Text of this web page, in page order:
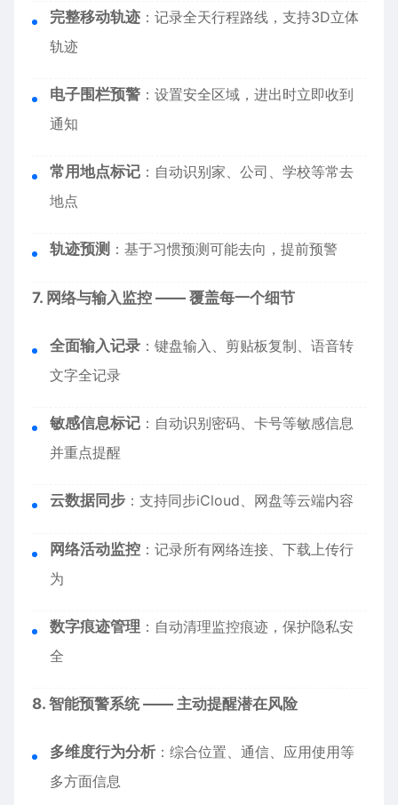
完整移动轨迹 ：记录全天行程路线，支持3D立体
轨迹
电子围栏预警 ：设置安全区域，进出时立即收到
通知
常用地点标记 ：自动识别家、公司、学校等常去
地点
轨迹预测 ：基于习惯预测可能去向，提前预警
7. 网络与输入监控 —— 覆盖每一个细节
全面输入记录 ：键盘输入、剪贴板复制、语音转
文字全记录
敏感信息标记 ：自动识别密码、卡号等敏感信息
并重点提醒
云数据同步 ：支持同步iCloud、网盘等云端内容
网络活动监控 ：记录所有网络连接、下载上传行
为
数字痕迹管理 ：自动清理监控痕迹，保护隐私安
全
8. 智能预警系统 —— 主动提醒潜在风险
多维度行为分析 ：综合位置、通信、应用使用等
多方面信息